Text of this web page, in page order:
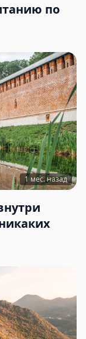
по
1 мес. назад